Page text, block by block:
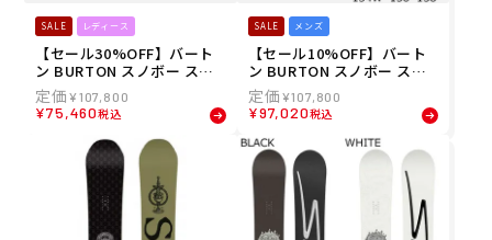
SALE レディース
【セール30%OFF】バート
ン BURTON スノボー スノ
ボ スノーボード 板 イェーセ
イヤー キャンバー オールマ
ウンテン 132221 レディー
ス 女性 25-26
¥107,800
¥75,460税込
SALE メンズ
【セール10%OFF】バート
ン BURTON スノボー スノ
ボ スノーボード 板 Custom
キャンバー オールマウンテ
ン 106881 メンズ 男性 25-2
6
¥107,800
¥97,020税込